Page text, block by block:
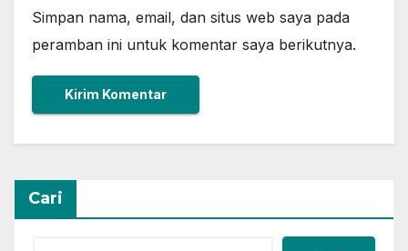
Simpan nama, email, dan situs web saya pada
peramban ini untuk komentar saya berikutnya.
Cari